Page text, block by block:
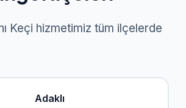
Keçi hizmetimiz tüm ilçelerde
Adaklı